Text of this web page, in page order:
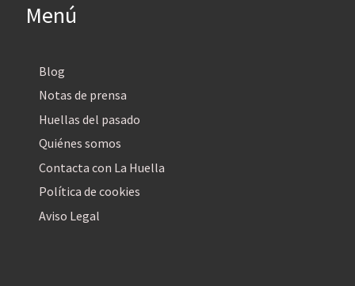
Menú
Blog
Notas de prensa
Huellas del pasado
Quiénes somos
Contacta con La Huella
Política de cookies
Aviso Legal